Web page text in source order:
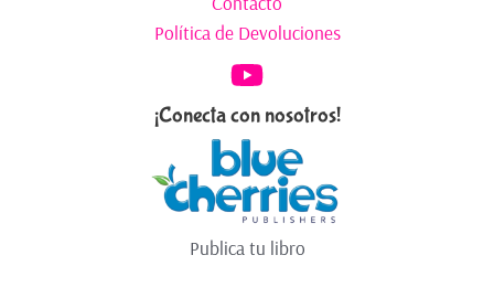
Política de Devoluciones
¡Conecta con nosotros!
Publica tu libro